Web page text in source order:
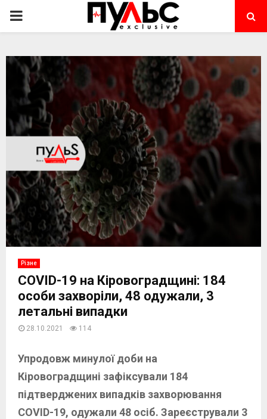
PRIMARY
Різне
COVID-19 на Кіровоградщині: 184
особи захворіли, 48 одужали, 3
летальні випадки
28.10.2021 114
Упродовж минулої доби на
Кіровоградщині зафіксували 184
підтверджених випадків захворювання
COVID-19, одужали 48 осіб. Зареєстрували 3